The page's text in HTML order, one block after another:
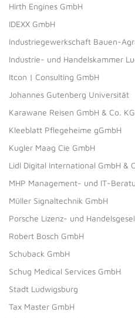
Hirth Engines GmbH
IDEXX GmbH
Industriegewerkschaft Bauen-
Industrie- und Handelskammer
Itcon | Consulting GmbH
Johannes Gutenberg Universität
Karawane Reisen GmbH & Co. KG
Kleeblatt Pflegeheime gGmbH
Kugler Maag Cie GmbH
Lidl Digital International GmbH &
MHP Management- und IT-
Müller Signaltechnik GmbH
Porsche Lizenz- und
Robert Bosch GmbH
Schuback GmbH
Schug Medical Services GmbH
Stadt Ludwigsburg
Tax Master GmbH